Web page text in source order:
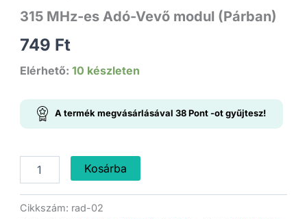
315 MHz-es Adó-Vevő modul (Párban)
749 Ft
Elérhető: 10 készleten
A termék megvásárlásával 38Pont-ot gyűjtesz!
MHz-
Adó-
Kosárba
Cikkszám: rad-02